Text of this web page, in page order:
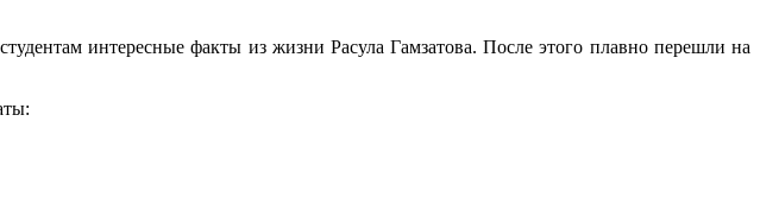
интересные факты из жизни Расула Гамзатова. После этого плавно перешли на